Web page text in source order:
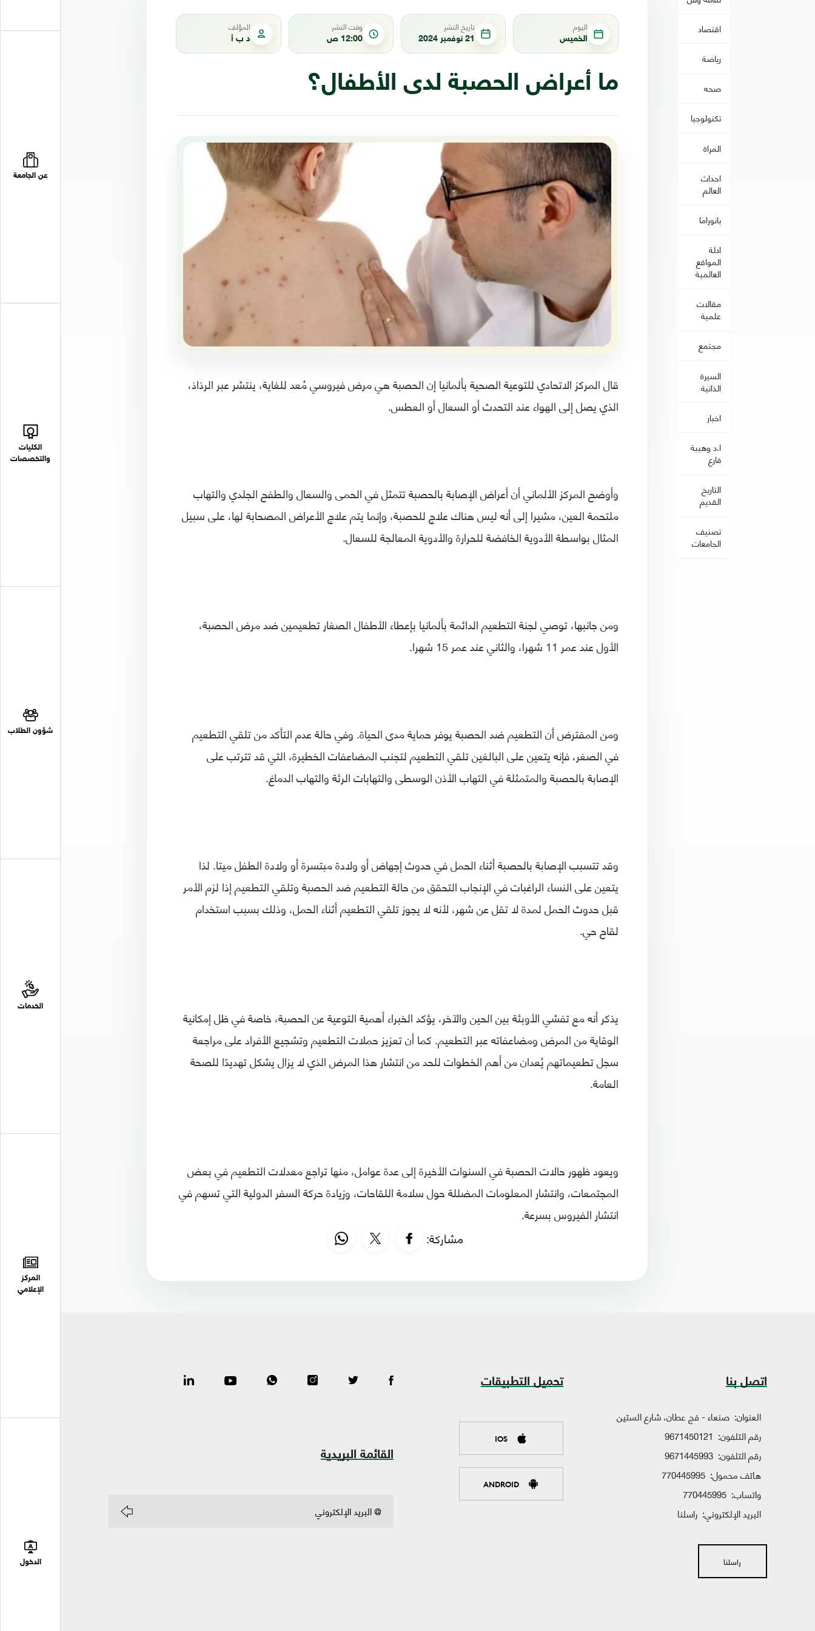
عن الجامعة
الكليات
والتخصصات
شؤون الطلاب
الخدمات
المركز
الإعلامي
الدخول
اقتصاد
رياضة
صحه
تكنولوجيا
المراة
احداث
العالم
بانوراما
ادلة
المواقع
العالمية
مقالات
علمية
مجتمع
السيرة
الذاتية
اخبار
ا.د وهيبة
فارع
التاريخ
القديم
تصنيف
الجامعات
اليوم
الخميس
تاريخ النشر
21 نوفمبر 2024
وقت النشر
12:00 ص
المؤلف
د ب أ
ما أعراض الحصبة لدى الأطفال؟
قال المركز الاتحادي للتوعية الصحية بألمانيا إن الحصبة هي مرض فيروسي مُعد للغاية، ينتشر عبر الرذاذ،
الذي يصل إلى الهواء عند التحدث أو السعال أو العطس.
وأوضح المركز الألماني أن أعراض الإصابة بالحصبة تتمثل في الحمى والسعال والطفح الجلدي والتهاب
ملتحمة العين، مشيرا إلى أنه ليس هناك علاج للحصبة، وإنما يتم علاج الأعراض المصحابة لها، على سبيل
المثال بواسطة الأدوية الخافضة للحرارة والأدوية المعالجة للسعال.
ومن جانبها، توصي لجنة التطعيم الدائمة بألمانيا بإعطاء الأطفال الصغار تطعيمين ضد مرض الحصبة،
الأول عند عمر 11 شهرا، والثاني عند عمر 15 شهرا.
ومن المفترض أن التطعيم ضد الحصبة يوفر حماية مدى الحياة. وفي حالة عدم التأكد من تلقي التطعيم
في الصغر، فإنه يتعين على البالغين تلقي التطعيم لتجنب المضاعفات الخطيرة، التي قد تترتب على
الإصابة بالحصبة والمتمثلة في التهاب الأذن الوسطى والتهابات الرئة والتهاب الدماغ.
وقد تتسبب الإصابة بالحصبة أثناء الحمل في حدوث إجهاض أو ولادة مبتسرة أو ولادة الطفل ميتا. لذا
يتعين على النساء الراغبات في الإنجاب التحقق من حالة التطعيم ضد الحصبة وتلقي التطعيم إذا لزم الأمر
قبل حدوث الحمل لمدة لا تقل عن شهر، لأنه لا يجوز تلقي التطعيم أثناء الحمل، وذلك بسبب استخدام
لقاح حي.
يذكر أنه مع تفشي الأوبئة بين الحين والآخر، يؤكد الخبراء أهمية التوعية عن الحصبة، خاصة في ظل إمكانية
الوقاية من المرض ومضاعفاته عبر التطعيم. كما أن تعزيز حملات التطعيم وتشجيع الأفراد على مراجعة
سجل تطعيماتهم يُعدان من أهم الخطوات للحد من انتشار هذا المرض الذي لا يزال يشكل تهديدًا للصحة
العامة.
ويعود ظهور حالات الحصبة في السنوات الأخيرة إلى عدة عوامل، منها تراجع معدلات التطعيم في بعض
المجتمعات، وانتشار المعلومات المضللة حول سلامة اللقاحات، وزيادة حركة السفر الدولية التي تسهم في
انتشار الفيروس بسرعة.
مشاركة:
اتصل بنا
العنوان: صنعاء - فج عطان، شارع الستين
رقم التلفون: 9671450121
رقم التلفون: 9671445993
هاتف محمول: 770445995
واتساب: 770445995
البريد الإلكتروني: راسلنا
راسلنا
تحميل التطبيقات
IOS
ANDROID
القائمة البريدية